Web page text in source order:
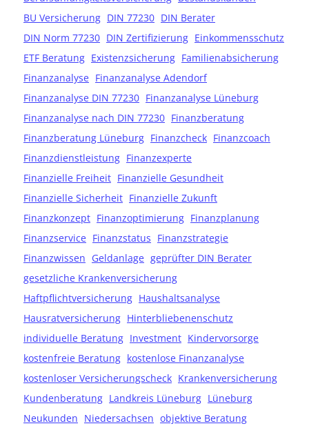
BU Versicherung DIN 77230 DIN Berater
DIN Norm 77230 DIN Zertifizierung Einkommensschutz
ETF Beratung Existenzsicherung Familienabsicherung
Finanzanalyse Finanzanalyse Adendorf
Finanzanalyse DIN 77230 Finanzanalyse Lüneburg
Finanzanalyse nach DIN 77230 Finanzberatung
Finanzberatung Lüneburg Finanzcheck Finanzcoach
Finanzdienstleistung Finanzexperte
Finanzielle Freiheit Finanzielle Gesundheit
Finanzielle Sicherheit Finanzielle Zukunft
Finanzkonzept Finanzoptimierung Finanzplanung
Finanzservice Finanzstatus Finanzstrategie
Finanzwissen Geldanlage geprüfter DIN Berater
gesetzliche Krankenversicherung
Haftpflichtversicherung Haushaltsanalyse
Hausratversicherung Hinterbliebenenschutz
individuelle Beratung Investment Kindervorsorge
kostenfreie Beratung kostenlose Finanzanalyse
kostenloser Versicherungscheck Krankenversicherung
Kundenberatung Landkreis Lüneburg Lüneburg
Neukunden Niedersachsen objektive Beratung